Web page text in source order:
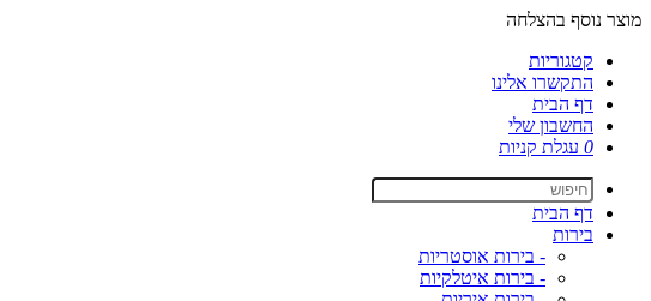
מוצר נוסף בהצלחה
קטגוריות
התקשרו אלינו
דף הבית
החשבון שלי
0 עגלת קניות
דף הבית
בירות
- בירות אוסטריות
- בירות איטלקיות